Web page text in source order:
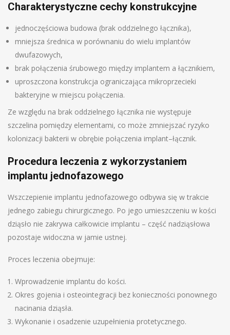
Charakterystyczne cechy konstrukcyjne
jednoczęściowa budowa (brak oddzielnego łącznika),
mniejsza średnica w porównaniu do wielu implantów
dwufazowych,
brak połączenia śrubowego między implantem a łącznikiem,
uproszczona konstrukcja ograniczająca mikroprzecieki
bakteryjne w miejscu połączenia.
Ze względu na brak oddzielnego łącznika nie występuje
szczelina pomiędzy elementami, co może zmniejszać ryzyko
kolonizacji bakterii w obrębie połączenia implant–łącznik.
Procedura leczenia z wykorzystaniem
implantu jednofazowego
Wszczepienie implantu jednofazowego odbywa się w trakcie
jednego zabiegu chirurgicznego. Po jego umieszczeniu w kości
dziąsło nie zakrywa całkowicie implantu – część nadziąsłowa
pozostaje widoczna w jamie ustnej.
Proces leczenia obejmuje:
Wprowadzenie implantu do kości.
Okres gojenia i osteointegracji bez konieczności ponownego
nacinania dziąsła.
Wykonanie i osadzenie uzupełnienia protetycznego.